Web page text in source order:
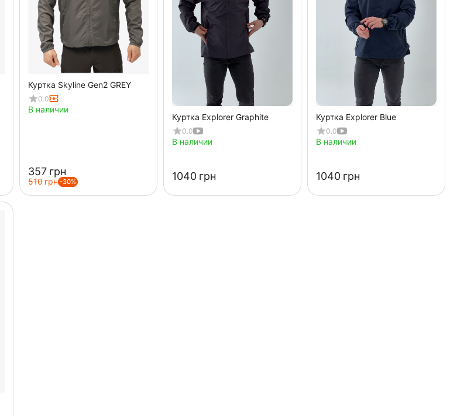
Куртка Skyline Gen2 GREY
0.0
В наличии
‍357‍ грн
‍510‍ грн -30%
Куртка Explorer Graphite
0.0
В наличии
‍1040‍ грн
Куртка Explorer Blue
0.0
В наличии
‍1040‍ грн